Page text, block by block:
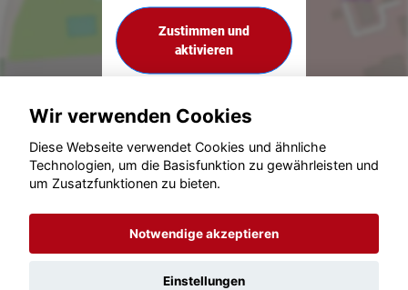
Zustimmen und
aktivieren
© konjunkturmotor.de GmbH 2020 - 2026
Wir verwenden Cookies
Diese Webseite verwendet Cookies und ähnliche
Technologien, um die Basisfunktion zu gewährleisten und
um Zusatzfunktionen zu bieten.
Notwendige akzeptieren
Einstellungen